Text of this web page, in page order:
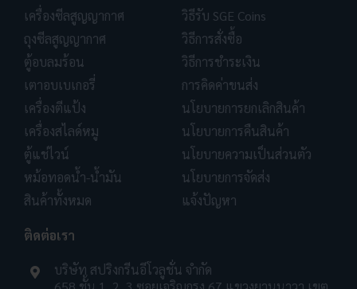
เครื่องซีลสูญญากาศ
ถุงซีลสูญญากาศ
ตู้อบลมร้อน
เตาอบเบเกอรี่
เครื่องตีแป้ง
เครื่องสไลด์หมู
ตู้แช่ไวน์
หม้อทอดน้ำ-น้ำมัน
สินค้าทั้งหมด
วิธีรับ SGE Coins
วิธีการสั่งซื้อ
วิธีการชำระเงิน
การคิดค่าขนส่ง
นโยบายการยกเลิกสินค้า
นโยบายการคืนสินค้า
นโยบายความเป็นส่วนตัว
นโยบายการจัดส่ง
แจ้งปัญหา
ติดต่อเรา
บริษัท สปริงกรีนอีโวลูชั่น จำกัด